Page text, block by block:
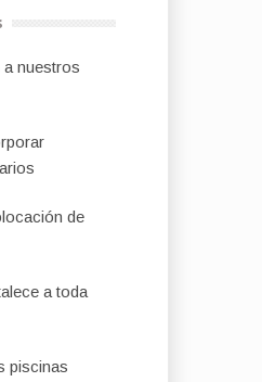
a nuestros
de
a toda
piscinas